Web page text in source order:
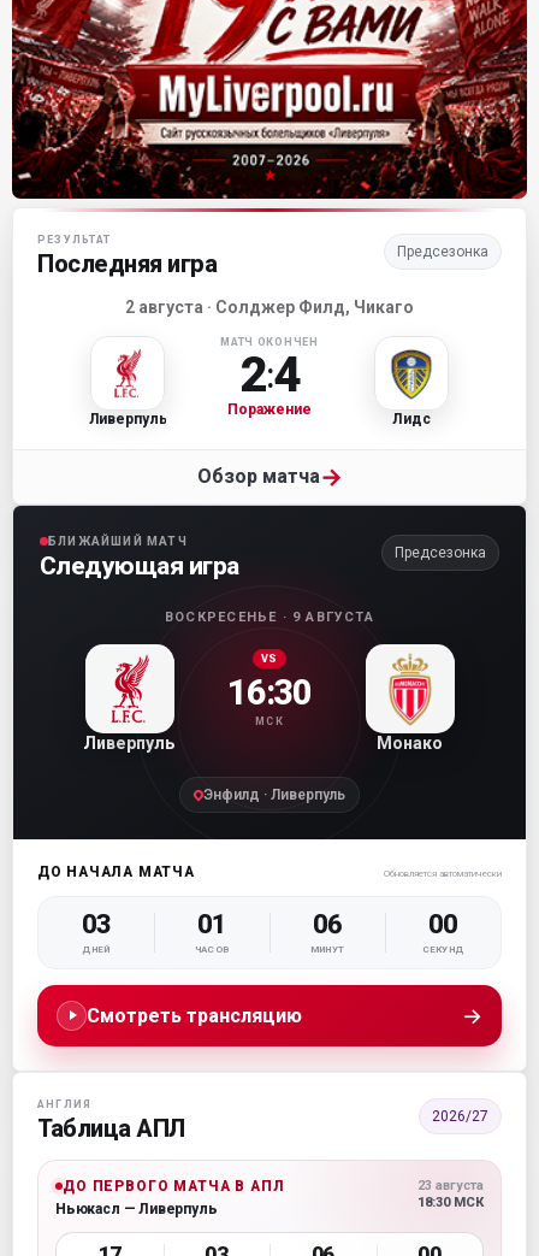
Матч-центр «Ливерпуля»
РЕЗУЛЬТАТ
Последняя игра Предсезонка
2 августа · Солджер Филд, Чикаго
Ливерпуль
МАТЧ ОКОНЧЕН
2:4
Поражение
Лидс
Обзор матча→
БЛИЖАЙШИЙ МАТЧ
Следующая игра Предсезонка
ВОСКРЕСЕНЬЕ · 9 АВГУСТА
Ливерпуль
VS
16:30
МСК
Монако
Энфилд · Ливерпуль
ДО НАЧАЛА МАТЧА Обновляется автоматически
03
ДНЕЙ
01
ЧАСОВ
05
МИНУТ
59
СЕКУНД
Смотреть трансляцию →
АНГЛИЯ
Таблица АПЛ 2026/27
ДО ПЕРВОГО МАТЧА В АПЛ
Ньюкасл — Ливерпуль
23 августа
18:30 МСК